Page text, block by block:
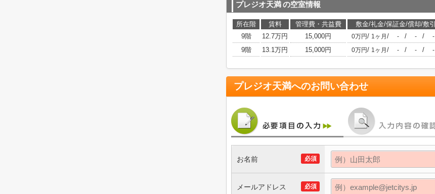
プレジオ天満の空室情報
所在階 賃料 管理費・共益費 敷金/礼金/保証金/償却/敷引
9階
12.7万円 15,000円 0万円/ 1ヶ月 / - / - / -
9階
13.1万円 15,000円 0万円/ 1ヶ月 / - / - / -
プレジオ天満へのお問い合わせ
必須
お名前
必須
メールアドレス